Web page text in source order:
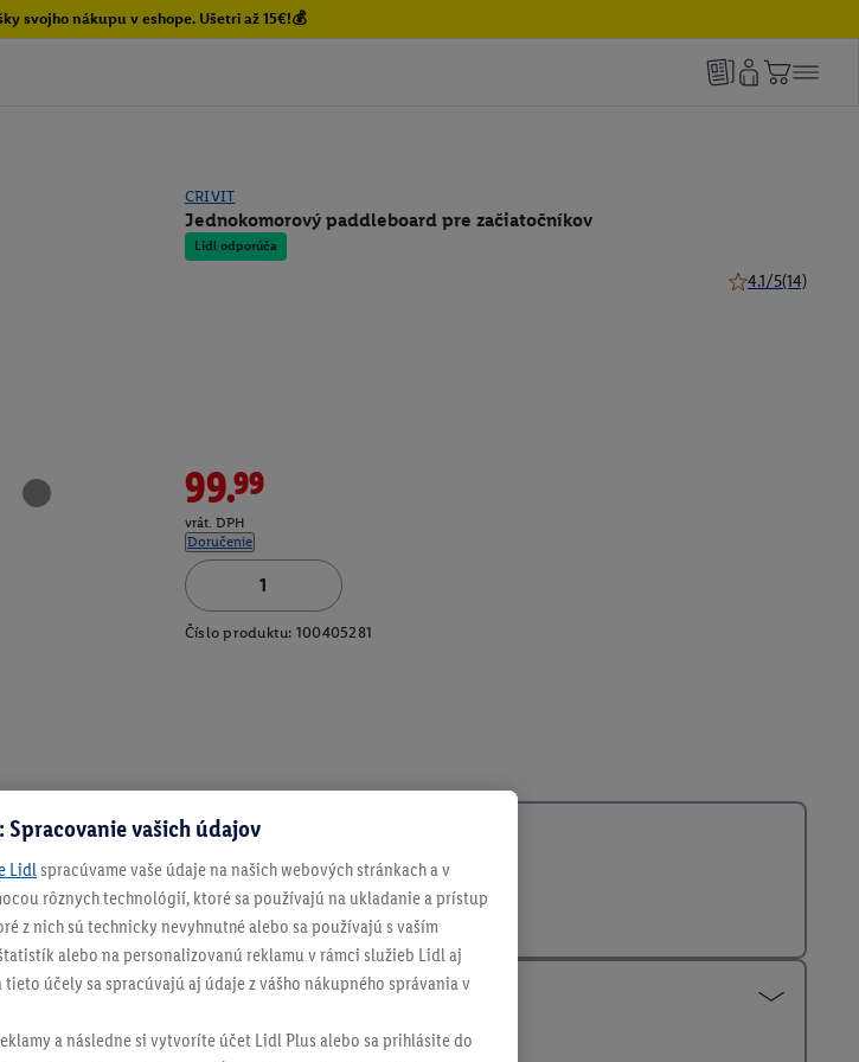
svojho nákupu v eshope. Ušetri až 15€!💰
CRIVIT
Jednokomorový paddleboard pre začiatočníkov
Lidl odporúča
4.1/5(14)
99.99
vrát. DPH
Doručenie
Číslo produktu: 100405281
vašich údajov
Lidl spracúvame vaše údaje na našich webových stránkach a v
rôznych technológií, ktoré sa používajú na ukladanie a prístup
z nich sú technicky nevyhnutné alebo sa používajú s vaším
alebo na personalizovanú reklamu v rámci služieb Lidl aj
účely sa spracúvajú aj údaje z vášho nákupného správania v
a následne si vytvoríte účet Lidl Plus alebo sa prihlásite do